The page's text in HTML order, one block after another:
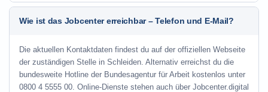
Wie ist das Jobcenter erreichbar – Telefon und E-Mail?
Die aktuellen Kontaktdaten findest du auf der offiziellen Webseite
der zuständigen Stelle in Schleiden. Alternativ erreichst du die
bundesweite Hotline der Bundesagentur für Arbeit kostenlos unter
0800 4 5555 00. Online-Dienste stehen auch über Jobcenter.digital